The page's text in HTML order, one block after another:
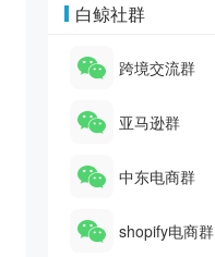
白鲸社群
跨境交流群
亚马逊群
中东电商群
shopify电商群